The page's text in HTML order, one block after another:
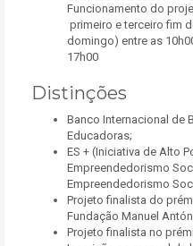
Funcionamento do
primeiro e terceiro fim
domingo) entre as
17h00
Distinções
Banco Internacional de
Educadoras;
ES + (Iniciativa de Alto
Empreendedorismo
Empreendedorismo
Projeto finalista do
Fundação Manuel
Projeto finalista no